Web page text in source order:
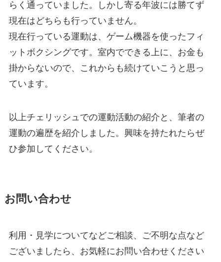
らく通っていました。しかし寄る年波には勝てず
現在はどちらも行っていません。
現在行っている運動は、ゲーム機器を使ったフィ
ットボクシングです。室内でできる上に、お金も
掛からないので、これからも続けていこうと思っ
ています。
以上チェリッシュでの運動活動の紹介と、筆者の
運動の遍歴を紹介しました。興味を持たれたらぜ
ひ参加してください。
お問い合わせ
利用・見学についてなどご相談、ご不明な点など
ございましたら、お気軽にお問い合わせください